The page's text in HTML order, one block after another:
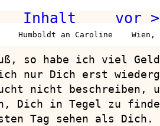
Inhalt vor >
Humboldt an Caroline
so habe ich viel Geld
nur Dich erst
nicht
Dich in Tegel zu
Tag sehen als Dich.